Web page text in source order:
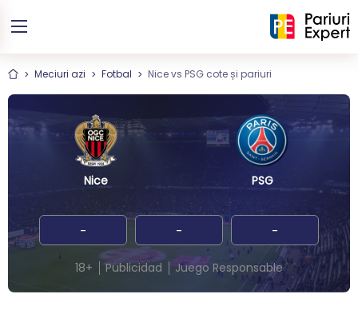
Meciuri azi Fotbal Nice vs PSG cote și pariuri
Nice PSG
- - -
18+ Publicidad Juego Responsable